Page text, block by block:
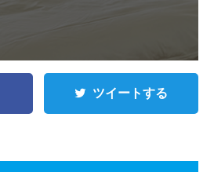
ツイートする